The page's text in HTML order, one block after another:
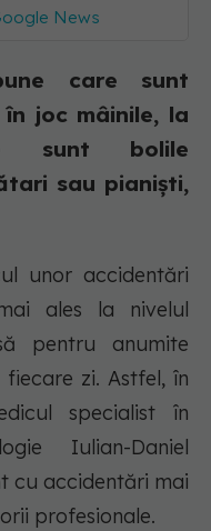
News
care sunt
joc mâinile, la
sunt bolile
sau pianiști,
unor accidentări
ales la nivelul
pentru anumite
zi. Astfel, în
specialist în
Iulian-Daniel
cu accidentări mai
profesionale.